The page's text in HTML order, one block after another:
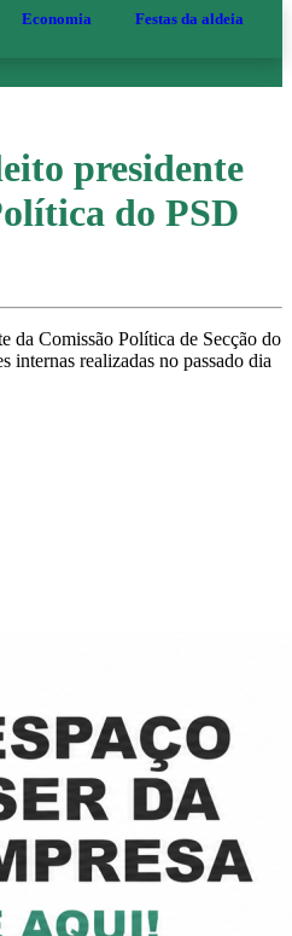
Economia
Festas da aldeia
presidente
do PSD
da Comissão Política de Secção do
internas realizadas no passado dia